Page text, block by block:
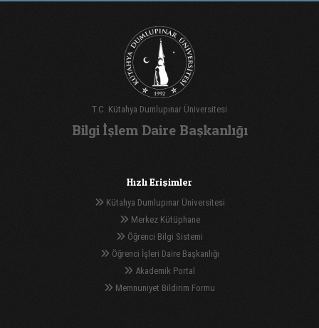
T.C. Kütahya Dumlupınar Üniversitesi
Bilgi İşlem Daire Başkanlığı
Hızlı Erişimler
Kütahya Dumlupınar Üniversitesi
Merkez Kütüphane
Öğrenci Bilgi Sistemi
Öğrenci İşleri Daire Başkanlığı
Akademik Portal
Memnuniyet Bildirim Formu